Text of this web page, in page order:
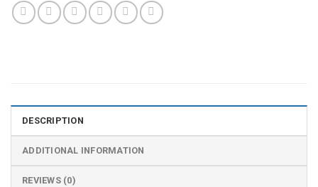
DESCRIPTION
ADDITIONAL INFORMATION
REVIEWS (0)